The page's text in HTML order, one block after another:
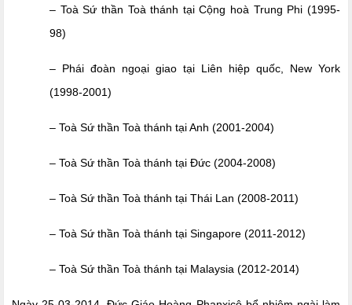
– Toà Sứ thần Toà thánh tại Cộng hoà Trung Phi (1995-
98)
– Phái đoàn ngoại giao tại Liên hiệp quốc, New York
(1998-2001)
– Toà Sứ thần Toà thánh tại Anh (2001-2004)
– Toà Sứ thần Toà thánh tại Đức (2004-2008)
– Toà Sứ thần Toà thánh tại Thái Lan (2008-2011)
– Toà Sứ thần Toà thánh tại Singapore (2011-2012)
– Toà Sứ thần Toà thánh tại Malaysia (2012-2014)